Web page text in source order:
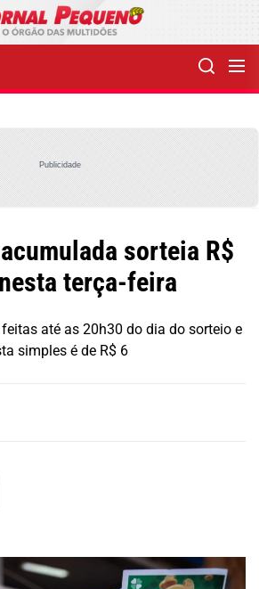
Publicidade
sorteia R$
terça-feira
até as 20h30 do dia do sorteio e
simples é de R$ 6